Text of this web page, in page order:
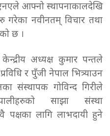
आफ्नो स्थापनाकालदेखि
गरेका नवीनतम् विचार तथा
छ ।
अध्यक्ष कुमार पन्तले
र पुँजी नेपाल भित्र्याउन
संस्थापक गोविन्द गिरीले
साझा संस्था
लागि लाभदायी हुने